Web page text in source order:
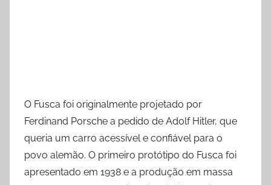
O Fusca foi originalmente projetado por
Ferdinand Porsche a pedido de Adolf Hitler, que
queria um carro acessível e confiável para o
povo alemão. O primeiro protótipo do Fusca foi
apresentado em 1938 e a produção em massa